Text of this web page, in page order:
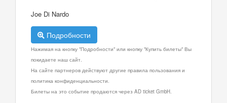
Joe Di Nardo
Подробности
Нажимая на кнопку "Подробности" или кнопку "Купить билеты" Вы
покидаете наш сайт.
На сайте партнеров действуют другие правила пользования и
политика конфиденциальности.
Билеты на это событие продаются через AD ticket GmbH.